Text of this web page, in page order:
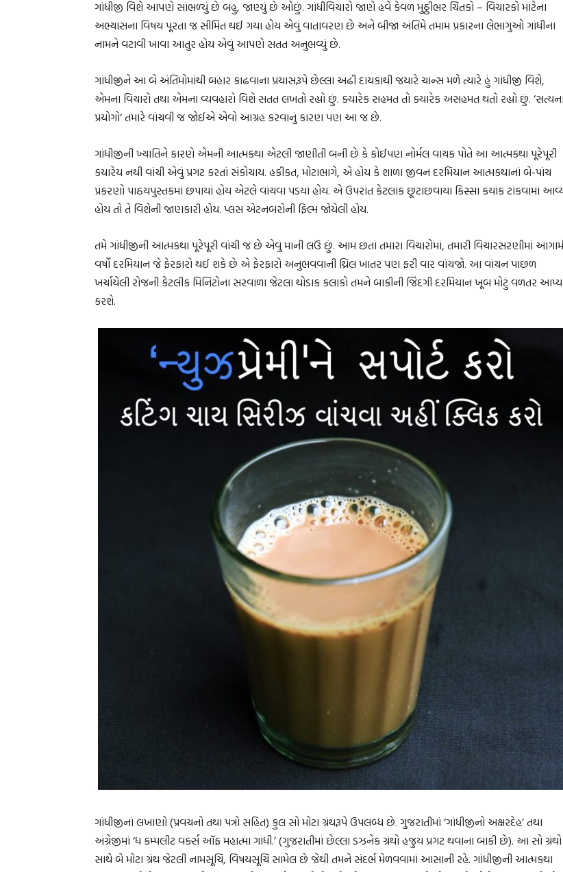
ગાંધીજી વિશે આપણે સાંભળ્યું છે બહુ, જાણ્યું છે ઓછું. ગાંધીવિચારો જાણે હવે કેવળ મુઠ્ઠીભર ચિંતકો – વિચારકો માટેના
અભ્યાસના વિષય પૂરતા જ સીમિત થઈ ગયા હોય એવું વાતાવરણ છે અને બીજા અંતિમે તમામ પ્રકારના લેભાગુઓ ગાંધીના
નામને વટાવી ખાવા આતુર હોય એવું આપણે સતત અનુભવ્યું છે.
ગાંધીજીને આ બે અંતિમોમાંથી બહાર કાઢવાના પ્રયાસરૂપે છેલ્લા અઢી દાયકાથી જયારે ચાન્સ મળે ત્યારે હું ગાંધીજી વિશે,
એમના વિચારો તથા એમના વ્યવહારો વિશે સતત લખતો રહ્યો છું. ક્યારેક સહમત તો ક્યારેક અસહમત થતો રહ્યો છું. ‘સત્યના
પ્રયોગો’ તમારે વાંચવી જ જોઈએ એવો આગ્રહ કરવાનું કારણ પણ આ જ છે.
ગાંધીજીની ખ્યાતિને કારણે એમની આત્મકથા એટલી જાણીતી બની છે કે કોઈપણ નોર્મલ વાચક પોતે આ આત્મકથા પૂરેપૂરી
કયારેય નથી વાંચી એવું પ્રગટ કરતાં સંકોચાય. હકીકત, મોટાભાગે, એ હોય કે શાળા જીવન દરમિયાન આત્મકથાનાં બે-પાંચ
પ્રકરણો પાઠયપુસ્તકમાં છપાયાં હોય એટલે વાંચવા પડયાં હોય. એ ઉપરાંત કેટલાક છૂટાછવાયા કિસ્સા કયાંક ટાંકવામાં
હોય તો તે વિશેની જાણકારી હોય. પ્લસ એટનબરોની ફિલ્મ જોયેલી હોય.
તમે ગાંધીજીની આત્મકથા પૂરેપૂરી વાંચી જ છે એવું માની લઉં છું. આમ છતાં તમારા વિચારોમાં, તમારી વિચારસરણીમાં
વર્ષો દરમિયાન જે ફેરફારો થઈ શકે છે એ ફેરફારો અનુભવવાની થ્રિલ ખાતર પણ ફરી વાર વાંચજો. આ વાંચન પાછળ
ખર્ચાયેલી રોજની કેટલીક મિનિટોના સરવાળા જેટલા થોડાક કલાકો તમને બાકીની જિંદગી દરમિયાન ખૂબ મોટું વળતર
કરશે.
ગાંધીજીનાં લખાણો (પ્રવચનો તથા પત્રો સહિત) કુલ સો મોટા ગ્રંથરૂપે ઉપલબ્ધ છે. ગુજરાતીમાં ‘ગાંધીજીનો અક્ષરદેહ’ તથા
અંગ્રેજીમાં ‘ધ કમ્પલીટ વર્ક્સ ઑફ મહાત્મા ગાંધી.’ (ગુજરાતીમાં છેલ્લા ડઝનેક ગ્રંથો હજુય પ્રગટ થવાના બાકી છે). આ સો ગ્રંથો
સાથે બે મોટા ગ્રંથ જેટલી નામસૂચિ, વિષયસૂચિ સામેલ છે જેથી તમને સંદર્ભ મેળવવામાં આસાની રહે. ગાંધીજીની આત્મકથા